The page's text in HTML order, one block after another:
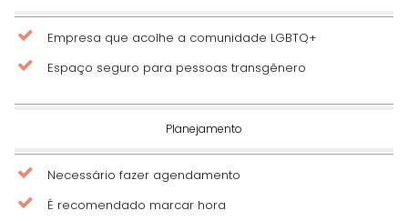
Empresa que acolhe a comunidade LGBTQ+
Espaço seguro para pessoas transgênero
Planejamento
Necessário fazer agendamento
É recomendado marcar hora